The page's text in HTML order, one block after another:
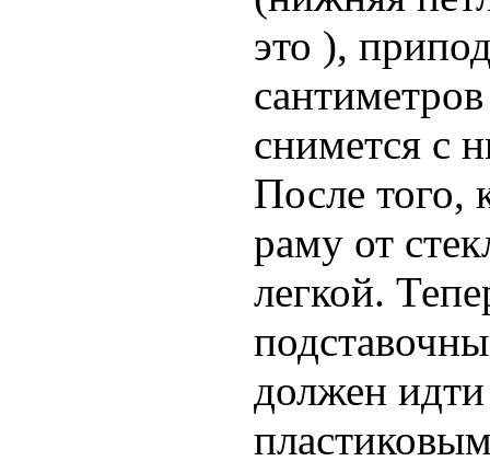
это ),
снимется с
После того,
раму от
легкой.
должен